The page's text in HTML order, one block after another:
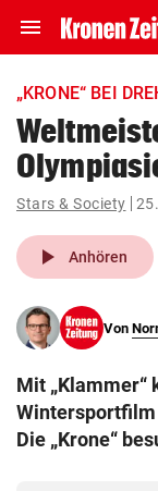
menu Navigation
ein-/
account_circle Anmelden
pin_drop
Wien
search
eingeben
„KRONE“ BEI
Stars & Society
play_arrow Anhören
Von
Mit „Klammer“
Wintersportfilm
Die „Krone“